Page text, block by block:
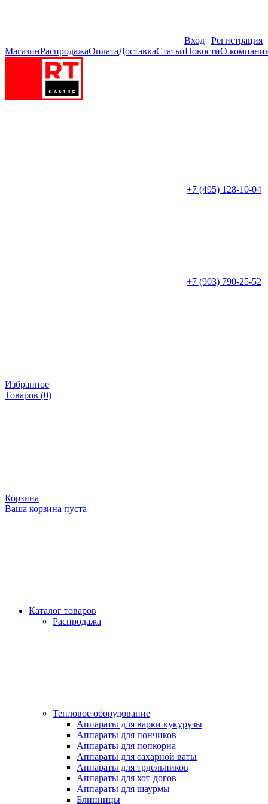
Вход | Регистрация
МагазинРаспродажаОплатаДоставкаСтатьиНовостиО
+7 (495) 128-10-04
+7 (903) 790-25-52
Избранное
Товаров (0)
Корзина
Ваша корзина пуста
Каталог товаров
Распродажа
Тепловое оборудование
Аппараты для варки кукурузы
Аппараты для пончиков
Аппараты для попкорна
Аппараты для сахарной ваты
Аппараты для трдельников
Аппараты для хот-догов
Аппараты для шаурмы
Блинницы